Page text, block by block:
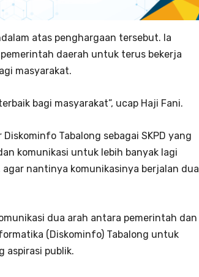
atas penghargaan tersebut. Ia
daerah untuk terus bekerja
masyarakat.
bagi masyarakat”, ucap Haji Fani.
Tabalong sebagai SKPD yang
komunikasi untuk lebih banyak lagi
nantinya komunikasinya berjalan dua
dua arah antara pemerintah dan
(Diskominfo) Tabalong untuk
aspirasi publik.